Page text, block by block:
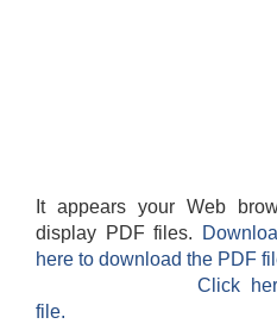
It appears your Web
display PDF files.
here to download the PDF
Click
file.